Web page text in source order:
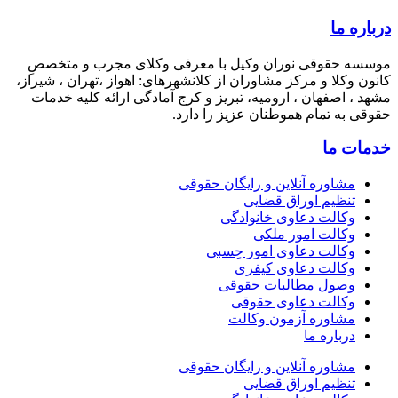
ما
حقوقی نوران وکیل با معرفی وکلای مجرب و متخصصِ
و مرکز مشاوران از کلانشهرهای: اهواز ،تهران ، شیراز،
اصفهان ، ارومیه، تبریز و کرج آمادگی ارائه کلیه خدمات
تمام هموطنان عزیز را دارد.
ما
مشاوره آنلاین و رایگان حقوقی
تنظیم اوراق قضایی
وکالت دعاوی خانوادگی
وکالت امور ملکی
وکالت دعاوی امور حِسبی
وکالت دعاوی کیفری
وصول مطالبات حقوقی
وکالت دعاوی حقوقی
مشاوره آزمون وکالت
درباره ما
مشاوره آنلاین و رایگان حقوقی
تنظیم اوراق قضایی